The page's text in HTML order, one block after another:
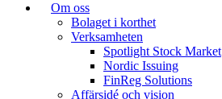
Om oss
Bolaget i korthet
Verksamheten
Spotlight Stock Market
Nordic Issuing
FinReg Solutions
Affärsidé och vision